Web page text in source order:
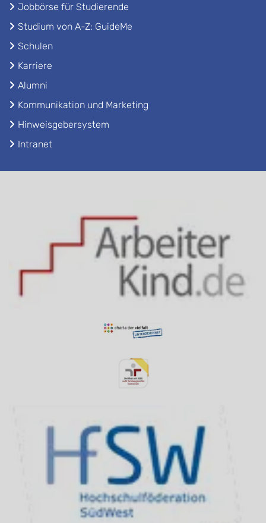
Jobbörse für Studierende
Studium von A-Z: GuideMe
Schulen
Karriere
Alumni
Kommunikation und Marketing
Hinweisgebersystem
Intranet